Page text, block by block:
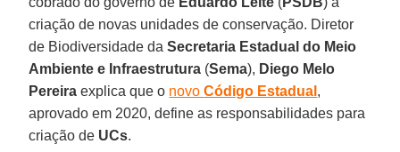
criação de novas unidades de conservação. Diretor
de Biodiversidade daSecretaria Estadual do Meio
Ambiente e Infraestrutura (Sema), Diego Melo
Pereira explica que o novoCódigo Estadual ,
aprovado em 2020, define as responsabilidades para
criação de UCs.